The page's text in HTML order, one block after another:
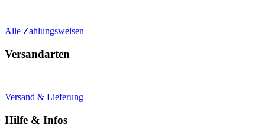
Alle Zahlungsweisen
Versandarten
Versand & Lieferung
Hilfe & Infos